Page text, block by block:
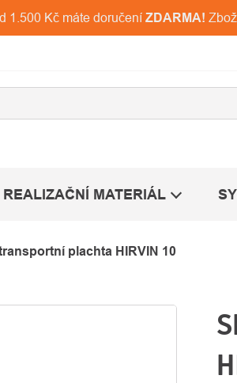
1.500 Kč máte doručení ZDARMA!
REALIZAČNÍ MATERIÁL
plachta HIRVIN 10